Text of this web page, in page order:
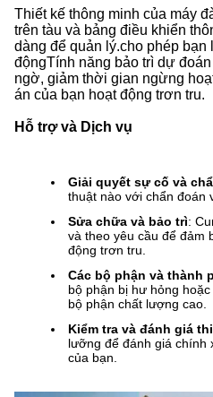
Thiết kế thông minh của máy
trên tàu và bảng điều khiển
dàng để quản lý.cho phép bạn
độngTính năng bảo trì dự
ngờ, giảm thời gian ngừng
án của bạn hoạt động trơn tru.
Hỗ trợ và Dịch vụ
Giải quyết sự cố và
thuật nào với chẩn đoán
Sửa chữa và bảo trì:
và theo yêu cầu để đảm
động trơn tru.
Các bộ phận và thành
bộ phận bị hư hỏng
bộ phận chất lượng cao.
Kiểm tra và đánh giá
lưỡng để đánh giá chính
của bạn.